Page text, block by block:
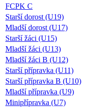
FCPK C
Starší dorost (U19)
Mladší dorost (U17)
Starší žáci (U15)
Mladší žáci (U13)
Mladší žáci B (U12)
Starší přípravka (U11)
Starší přípravka B (U10)
Mladší přípravka (U9)
Minipřípravka (U7)